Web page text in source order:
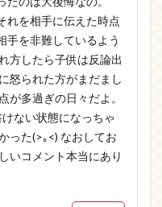
れを相手に伝えた時点
手を非難しているよう
方したら子供は反論出
怒られた方がまだまし
が多過ぎの日々だよ。
ない状態になっちゃ
った(>｡<) なおしてお
いコメント本当にあり